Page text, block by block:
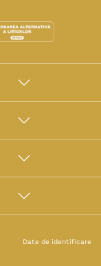
Date de identificare